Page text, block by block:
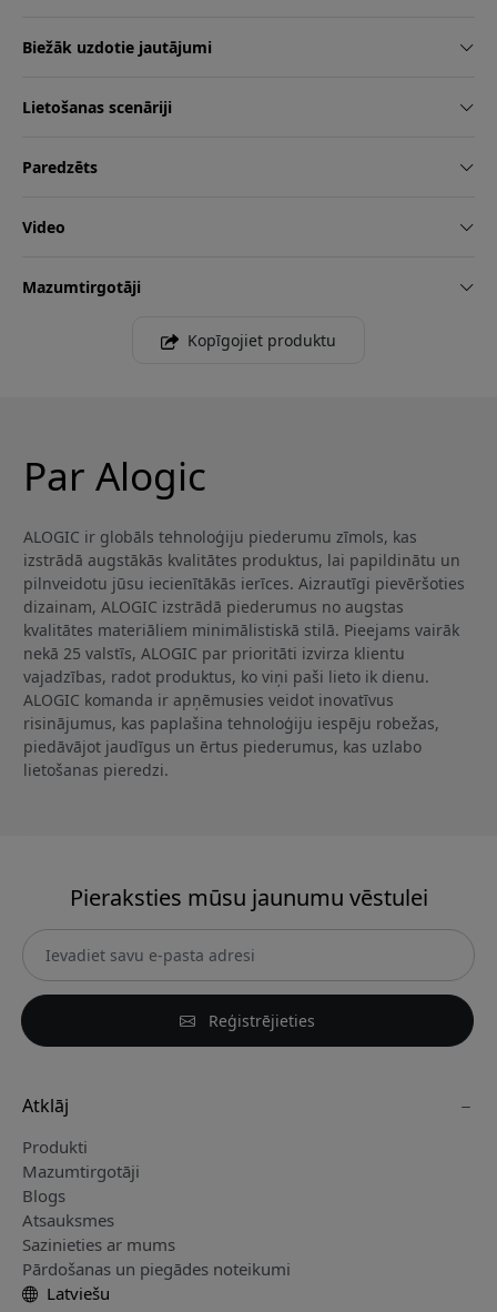
Biežāk uzdotie jautājumi
Lietošanas scenāriji
Paredzēts
Video
Mazumtirgotāji
Kopīgojiet produktu
Par Alogic
ALOGIC ir globāls tehnoloģiju piederumu zīmols, kas
izstrādā augstākās kvalitātes produktus, lai papildinātu un
pilnveidotu jūsu iecienītākās ierīces. Aizrautīgi pievēršoties
dizainam, ALOGIC izstrādā piederumus no augstas
kvalitātes materiāliem minimālistiskā stilā. Pieejams vairāk
nekā 25 valstīs, ALOGIC par prioritāti izvirza klientu
vajadzības, radot produktus, ko viņi paši lieto ik dienu.
ALOGIC komanda ir apņēmusies veidot inovatīvus
risinājumus, kas paplašina tehnoloģiju iespēju robežas,
piedāvājot jaudīgus un ērtus piederumus, kas uzlabo
lietošanas pieredzi.
Pieraksties mūsu jaunumu vēstulei
Reģistrējieties
Atklāj
Produkti
Mazumtirgotāji
Blogs
Atsauksmes
Sazinieties ar mums
Pārdošanas un piegādes noteikumi
Latviešu